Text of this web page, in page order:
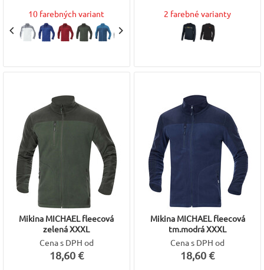
10 farebných variant 2 farebné varianty
Mikina MICHAEL fleecová
zelená XXXL
Cena s DPH od
18,60 €
Mikina MICHAEL fleecová
tm.modrá XXXL
Cena s DPH od
18,60 €